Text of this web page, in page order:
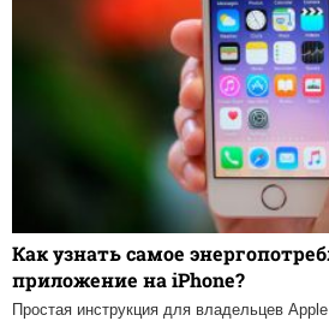
Как узнать самое
приложение на iPhone?
Простая инструкция для владельцев Apple